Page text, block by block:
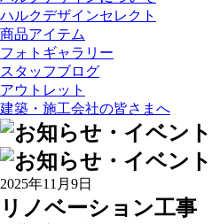
ハルクデザインセレクト
商品アイテム
フォトギャラリー
スタッフブログ
アウトレット
建築・施工会社の皆さまへ
2025年11月9日
リノベーション工事